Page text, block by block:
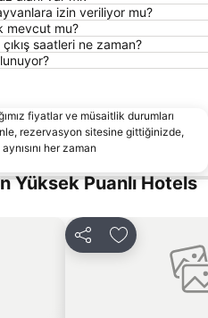
Symi
Marmaris Kalesi
Caretta Caretta Dalyan Culture and Tourism Festival
Dalyanağzı
Faliraki
Kapalıçarşı
Emborio Traditional Settlement
izin veriliyor mu?
mevcut mu?
saatleri ne zaman?
fiyatlar ve müsaitlik durumları
rezervasyon sitesine gittiğinizde,
her zaman
Yüksek Puanlı Hotels
Paylaş Favorilerime